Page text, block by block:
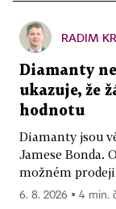
RADIM
Diamanty
ukazuje, že
hodnotu
Diamanty jsou
Jamese Bonda.
možném
6. 8. 2026 ▪ 4 min.